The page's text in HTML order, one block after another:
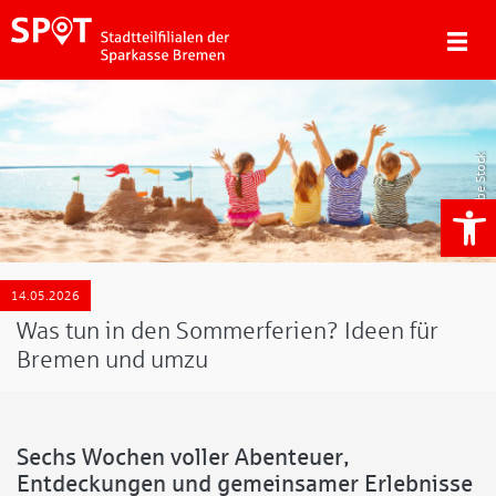
Adobe Stock
14.05.2026
Was tun in den Sommerferien? Ideen für
Bremen und umzu
Sechs Wochen voller Abenteuer,
Entdeckungen und gemeinsamer Erlebnisse